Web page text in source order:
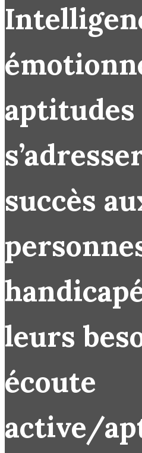
aptitudes
succès
leurs
écoute
active/